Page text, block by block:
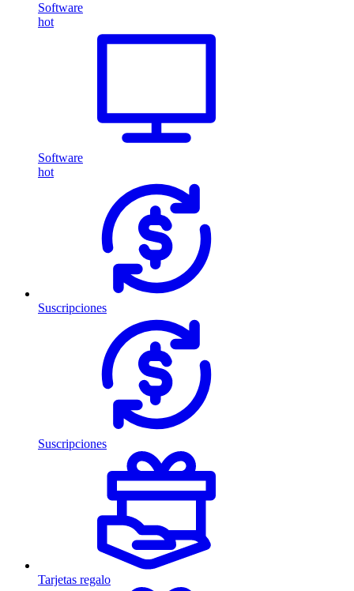
Software
hot
Software
hot
Suscripciones
Suscripciones
Tarjetas regalo